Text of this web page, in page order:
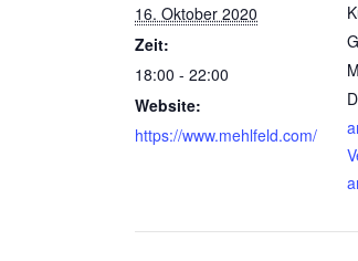
16. Oktober 2020
Zeit:
18:00 - 22:00
Website:
https://www.mehlfeld.com/